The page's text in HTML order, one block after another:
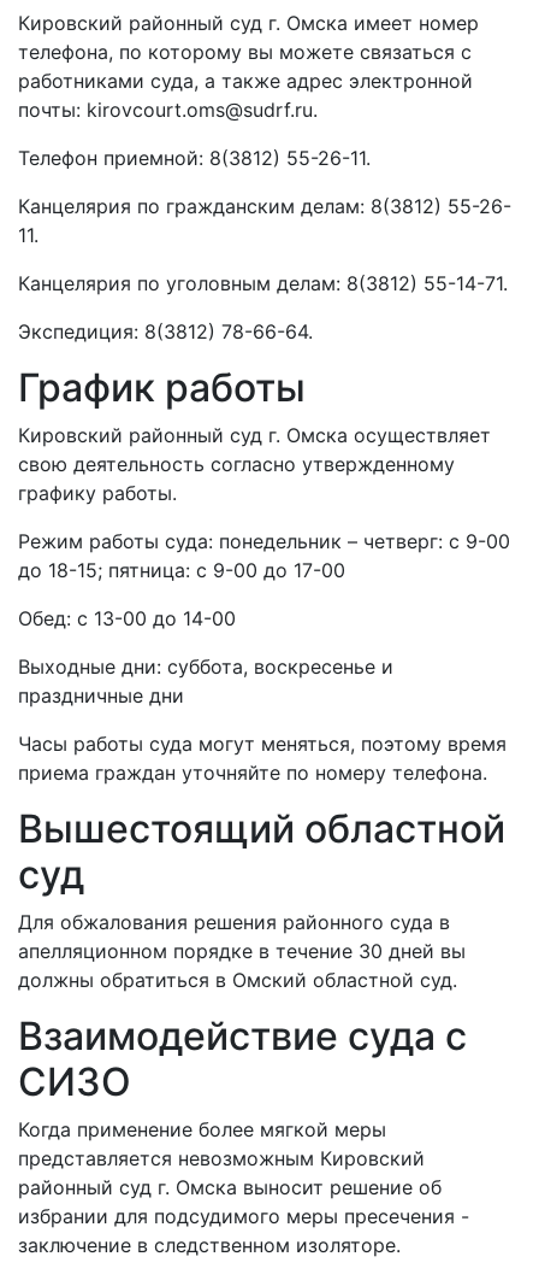
Кировский районный суд г. Омска имеет номер
телефона, по которому вы можете связаться с
работниками суда, а также адрес электронной
почты: kirovcourt.oms@sudrf.ru.
Телефон приемной: 8(3812) 55-26-11.
Канцелярия по гражданским делам: 8(3812) 55-26-
11.
Канцелярия по уголовным делам: 8(3812) 55-14-71.
Экспедиция: 8(3812) 78-66-64.
График работы
Кировский районный суд г. Омска осуществляет
свою деятельность согласно утвержденному
графику работы.
Режим работы суда: понедельник – четверг: с 9-00
до 18-15; пятница: с 9-00 до 17-00
Обед: с 13-00 до 14-00
Выходные дни: суббота, воскресенье и
праздничные дни
Часы работы суда могут меняться, поэтому время
приема граждан уточняйте по номеру телефона.
Вышестоящий областной
суд
Для обжалования решения районного суда в
апелляционном порядке в течение 30 дней вы
должны обратиться в Омский областной суд.
Взаимодействие суда с
СИЗО
Когда применение более мягкой меры
представляется невозможным Кировский
районный суд г. Омска выносит решение об
избрании для подсудимого меры пресечения -
заключение в следственном изоляторе.